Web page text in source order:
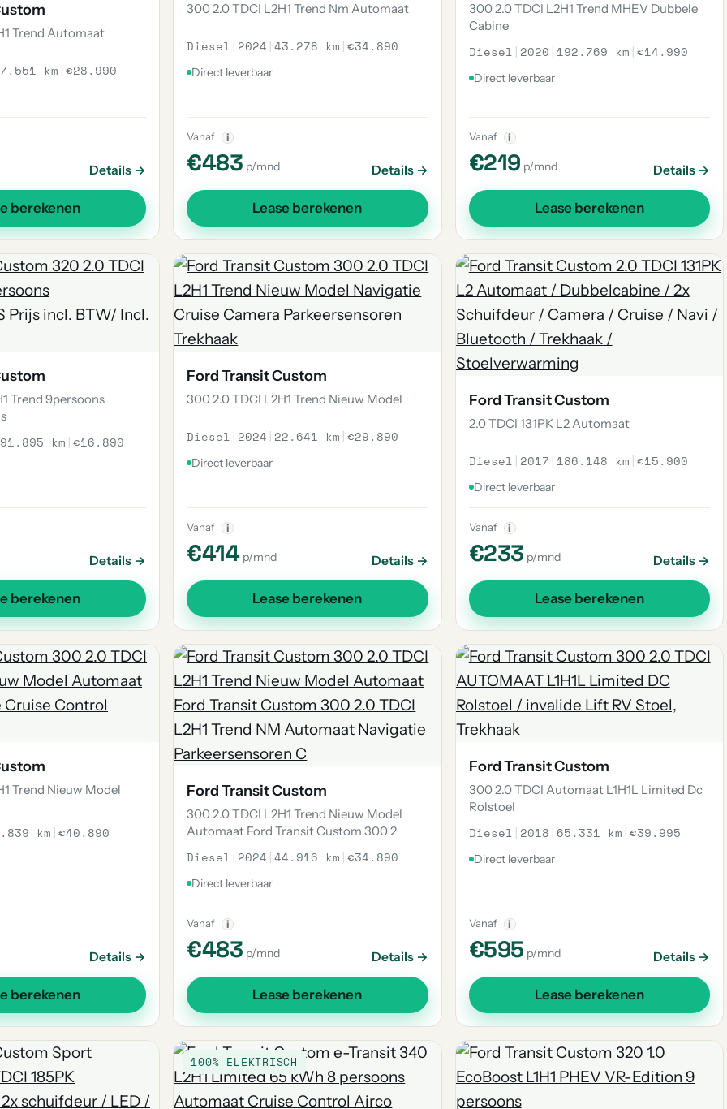
Trend Automaat
km |€28.990
Details →
berekenen
300 2.0 TDCI L2H1 Trend Nm Automaat
Diesel | 2024 |43.278 km |€34.890
Direct leverbaar
Vanaf i
€483 p/mnd Details →
Lease berekenen
300 2.0 TDCI L2H1 Trend MHEV Dubbele
Cabine
Diesel | 2020 | 192.769 km |€14.990
Direct leverbaar
Vanaf i
€219 p/mnd Details →
Lease berekenen
Trend 9persoons
km |€16.890
Details →
berekenen
Ford Transit Custom
300 2.0 TDCI L2H1 Trend Nieuw Model
Diesel | 2024 | 22.641 km |€29.890
Direct leverbaar
Vanaf i
€414 p/mnd Details →
Lease berekenen
Ford Transit Custom
2.0 TDCI 131PK L2 Automaat
Diesel | 2017 | 186.148 km |€15.900
Direct leverbaar
Vanaf i
€233 p/mnd Details →
Lease berekenen
Trend Nieuw Model
km |€40.890
Details →
berekenen
Ford Transit Custom
300 2.0 TDCI L2H1 Trend Nieuw Model
Automaat Ford Transit Custom 300 2
Diesel | 2024 |44.916 km |€34.890
Direct leverbaar
Vanaf i
€483 p/mnd Details →
Lease berekenen
Ford Transit Custom
300 2.0 TDCI Automaat L1H1L Limited Dc
Rolstoel
Diesel | 2018 | 65.331 km |€39.995
Direct leverbaar
Vanaf i
€595 p/mnd Details →
Lease berekenen
100% ELEKTRISCH